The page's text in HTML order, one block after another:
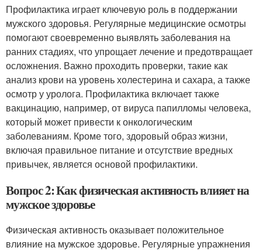
Профилактика играет ключевую роль в поддержании
мужского здоровья. Регулярные медицинские осмотры
помогают своевременно выявлять заболевания на
ранних стадиях, что упрощает лечение и предотвращает
осложнения. Важно проходить проверки, такие как
анализ крови на уровень холестерина и сахара, а также
осмотр у уролога. Профилактика включает также
вакцинацию, например, от вируса папилломы человека,
который может привести к онкологическим
заболеваниям. Кроме того, здоровый образ жизни,
включая правильное питание и отсутствие вредных
привычек, является основой профилактики.
Вопрос 2: Как физическая активность влияет на
мужское здоровье
Физическая активность оказывает положительное
влияние на мужское здоровье. Регулярные упражнения